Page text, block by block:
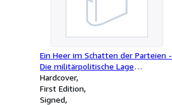
Ein Heer im Schatten der Parteien -
Die militärpolitische Lage
Österreichs von 1915 - 1938
Hardcover
First Edition
Signed